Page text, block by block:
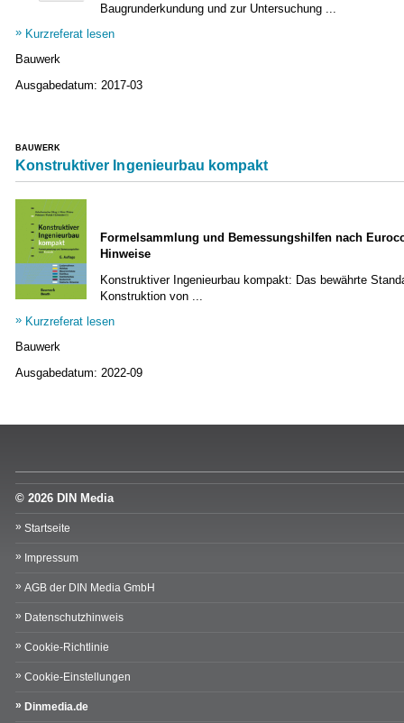
Baugrunderkundung und zur Untersuchung ...
Kurzreferat lesen
Bauwerk
Ausgabedatum: 2017-03
BAUWERK
Konstruktiver Ingenieurbau kompakt
Formelsammlung und Bemessungshilfen nach
Hinweise
Konstruktiver Ingenieurbau kompakt: Das bewährte
Konstruktion von ...
Kurzreferat lesen
Bauwerk
Ausgabedatum: 2022-09
© 2026 DIN Media
Startseite
Impressum
AGB der DIN Media GmbH
Datenschutzhinweis
Cookie-Richtlinie
Cookie-Einstellungen
Dinmedia.de